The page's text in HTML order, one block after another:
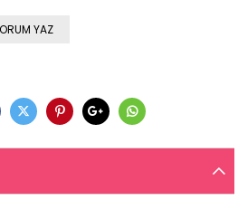
YAZ